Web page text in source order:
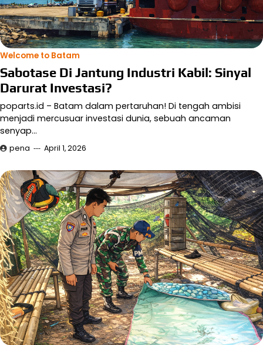
Welcome to Batam
Sabotase Di Jantung Industri Kabil: Sinyal
Darurat Investasi?
poparts.id – Batam dalam pertaruhan! Di tengah ambisi
menjadi mercusuar investasi dunia, sebuah ancaman
senyap…
pena April 1, 2026